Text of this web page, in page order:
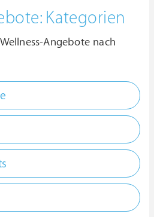
Kategorien
Angebote nach